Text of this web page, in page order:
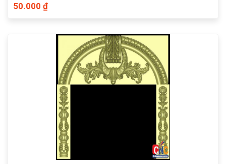
50.000 ₫